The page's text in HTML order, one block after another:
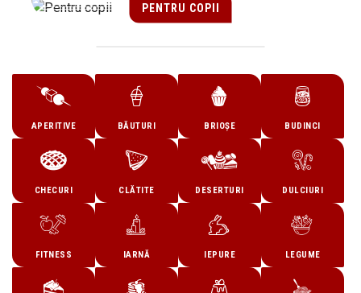
APERITIVE BĂUTURI BRIOȘE BUDINCI
CHECURI CLĂTITE DESERTURI DULCIURI
FITNESS IARNĂ IEPURE LEGUME
PENTRU COPII